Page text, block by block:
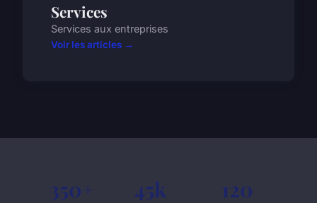
Services
Services aux entreprises
Voir les articles →
350+ 45k 120